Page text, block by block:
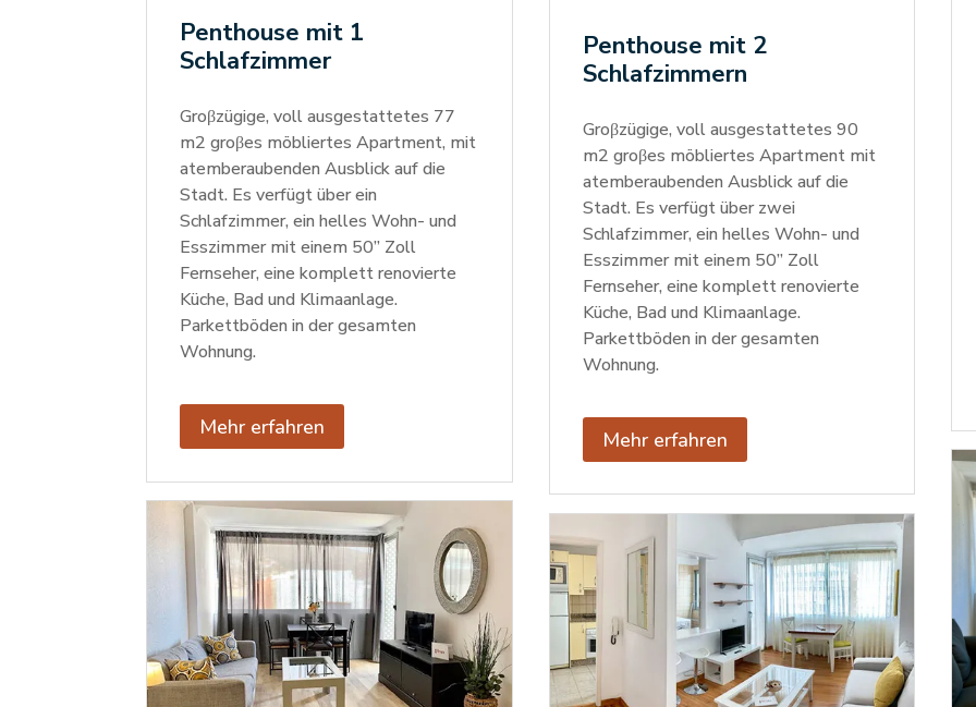
Penthouse mit 1
Schlafzimmer
Groβzügige, voll ausgestattetes 77
m2 groβes möbliertes Apartment, mit
atemberaubenden Ausblick auf die
Stadt. Es verfügt über ein
Schlafzimmer, ein helles Wohn- und
Esszimmer mit einem 50” Zoll
Fernseher, eine komplett renovierte
Küche, Bad und Klimaanlage.
Parkettböden in der gesamten
Wohnung.
Mehr erfahren
Penthouse mit 2
Schlafzimmern
Groβzügige, voll ausgestattetes 90
m2 groβes möbliertes Apartment mit
atemberaubenden Ausblick auf die
Stadt. Es verfügt über zwei
Schlafzimmer, ein helles Wohn- und
Esszimmer mit einem 50” Zoll
Fernseher, eine komplett renovierte
Küche, Bad und Klimaanlage.
Parkettböden in der gesamten
Wohnung.
Mehr erfahren